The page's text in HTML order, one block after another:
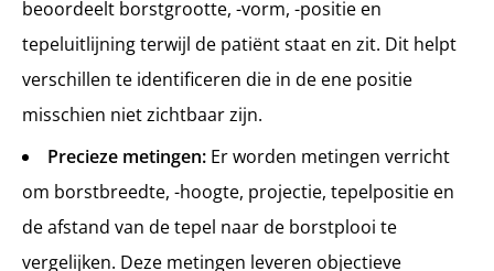
beoordeelt borstgrootte, -vorm, -positie en
tepeluitlijning terwijl de patiënt staat en zit. Dit helpt
verschillen te identificeren die in de ene positie
misschien niet zichtbaar zijn.
Precieze metingen: Er worden metingen verricht
om borstbreedte, -hoogte, projectie, tepelpositie en
de afstand van de tepel naar de borstplooi te
vergelijken. Deze metingen leveren objectieve